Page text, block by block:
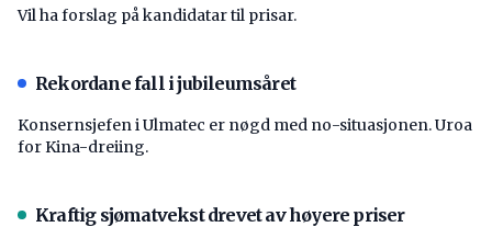
Vil ha forslag på kandidatar til prisar.
Rekordane fall i jubileumsåret
Konsernsjefen i Ulmatec er nøgd med no-situasjonen. Uroa
for Kina-dreiing.
Kraftig sjømatvekst drevet av høyere priser